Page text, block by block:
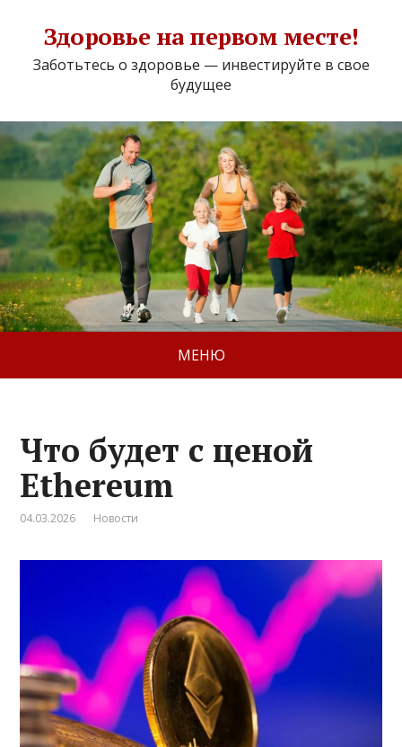
Здоровье на первом месте!
Заботьтесь о здоровье — инвестируйте в свое
будущее
МЕНЮ
Что будет с ценой
Ethereum
04.03.2026 Новости